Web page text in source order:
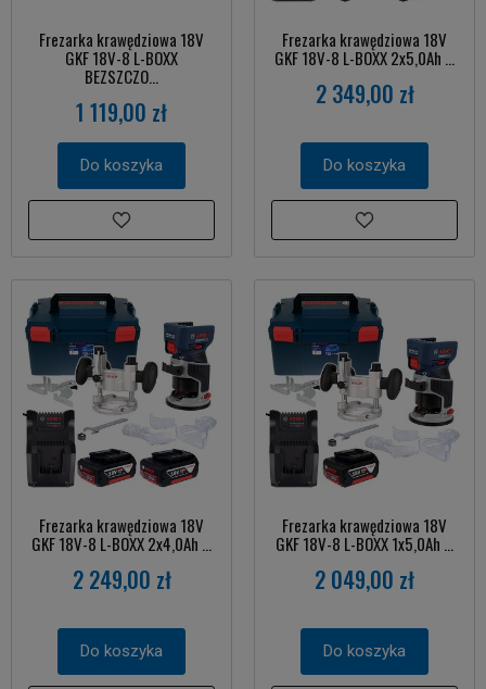
Frezarka krawędziowa 18V
GKF 18V-8 L-BOXX
BEZSZCZO...
1 119,00 zł
Do koszyka
Frezarka krawędziowa 18V
GKF 18V-8 L-BOXX 2x5,0Ah ...
2 349,00 zł
Do koszyka
Frezarka krawędziowa 18V
GKF 18V-8 L-BOXX 2x4,0Ah ...
2 249,00 zł
Do koszyka
Frezarka krawędziowa 18V
GKF 18V-8 L-BOXX 1x5,0Ah ...
2 049,00 zł
Do koszyka